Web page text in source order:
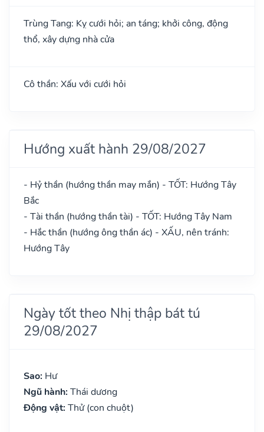
Trùng Tang: Kỵ cưới hỏi; an táng; khởi công, động
thổ, xây dựng nhà cửa
Cô thần: Xấu với cưới hỏi
Hướng xuất hành 29/08/2027
- Hỷ thần (hướng thần may mắn) - TỐT: Hướng Tây
Bắc
- Tài thần (hướng thần tài) - TỐT: Hướng Tây Nam
- Hắc thần (hướng ông thần ác) - XẤU, nên tránh:
Hướng Tây
Ngày tốt theo Nhị thập bát tú
29/08/2027
Sao: Hư
Ngũ hành: Thái dương
Động vật: Thử (con chuột)